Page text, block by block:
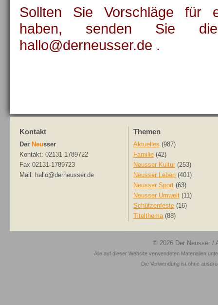
Sollten Sie Vorschläge für
haben, senden Sie
hallo@derneusser.de .
Kontakt
Der Neusser
Kontakt: 02131-1789722
Fax 02131-1789723
Mail: hallo@derneusser.de
Themen
Aktuelles (987)
Familie (42)
Neusser Kultur (253)
Neusser Leben (401)
Neusser Sport (63)
Neusser Umwelt (11)
Schützenfeste (16)
Titelthema(88)
© 2026 Der Neusser /
Alle auf dieser Website verwendeten Materialien
Die Verwendung ist ohne